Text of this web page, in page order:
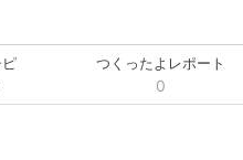
ピ つくったよレポート
0